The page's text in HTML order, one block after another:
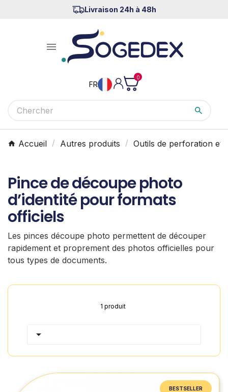
Livraison 24h à 48h

FR
0
Accueil Autres produits Outils de perforation et
Pince de découpe photo
d’identité pour formats
officiels
Les pinces découpe photo permettent de découper
rapidement et proprement des photos officielles pour
tous types de documents.
1 produit

BESTSELLER